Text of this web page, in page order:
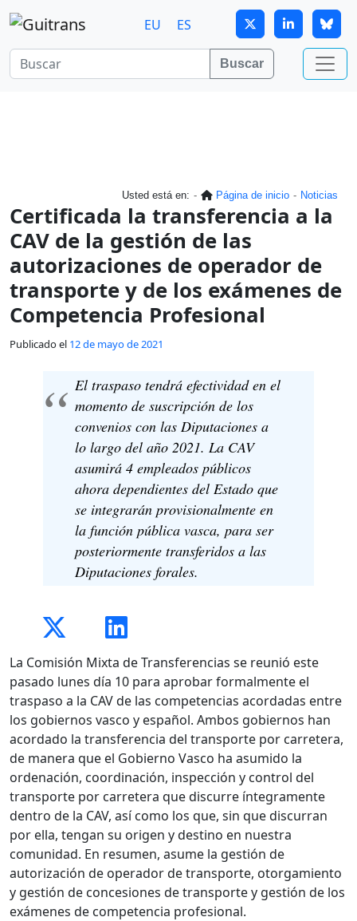
Continuar al contenido principal
EU
ES
Buscar
Usted está en: Página de inicio Noticias
Certificada la transferencia a la
CAV de la gestión de las
autorizaciones de operador de
transporte y de los exámenes de
Competencia Profesional
Publicado el 12 de mayo de 2021
El traspaso tendrá efectividad en el
momento de suscripción de los
convenios con las Diputaciones a
lo largo del año 2021. La CAV
asumirá 4 empleados públicos
ahora dependientes del Estado que
se integrarán provisionalmente en
la función pública vasca, para ser
posteriormente transferidos a las
Diputaciones forales.
La Comisión Mixta de Transferencias se reunió este
pasado lunes día 10 para aprobar formalmente el
traspaso a la CAV de las competencias acordadas entre
los gobiernos vasco y español. Ambos gobiernos han
acordado la transferencia del transporte por carretera,
de manera que el Gobierno Vasco ha asumido la
ordenación, coordinación, inspección y control del
transporte por carretera que discurre íntegramente
dentro de la CAV, así como los que, sin que discurran
por ella, tengan su origen y destino en nuestra
comunidad. En resumen, asume la gestión de
autorización de operador de transporte, otorgamiento
y gestión de concesiones de transporte y gestión de los
exámenes de competencia profesional.